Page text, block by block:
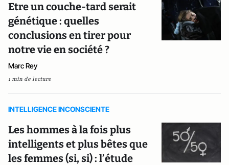
Etre un couche-tard serait
génétique : quelles
conclusions en tirer pour
notre vie en société ?
Marc Rey
1 min de lecture
INTELLIGENCE INCONSCIENTE
Les hommes à la fois plus
intelligents et plus bêtes que
les femmes (si, si) : l’étude